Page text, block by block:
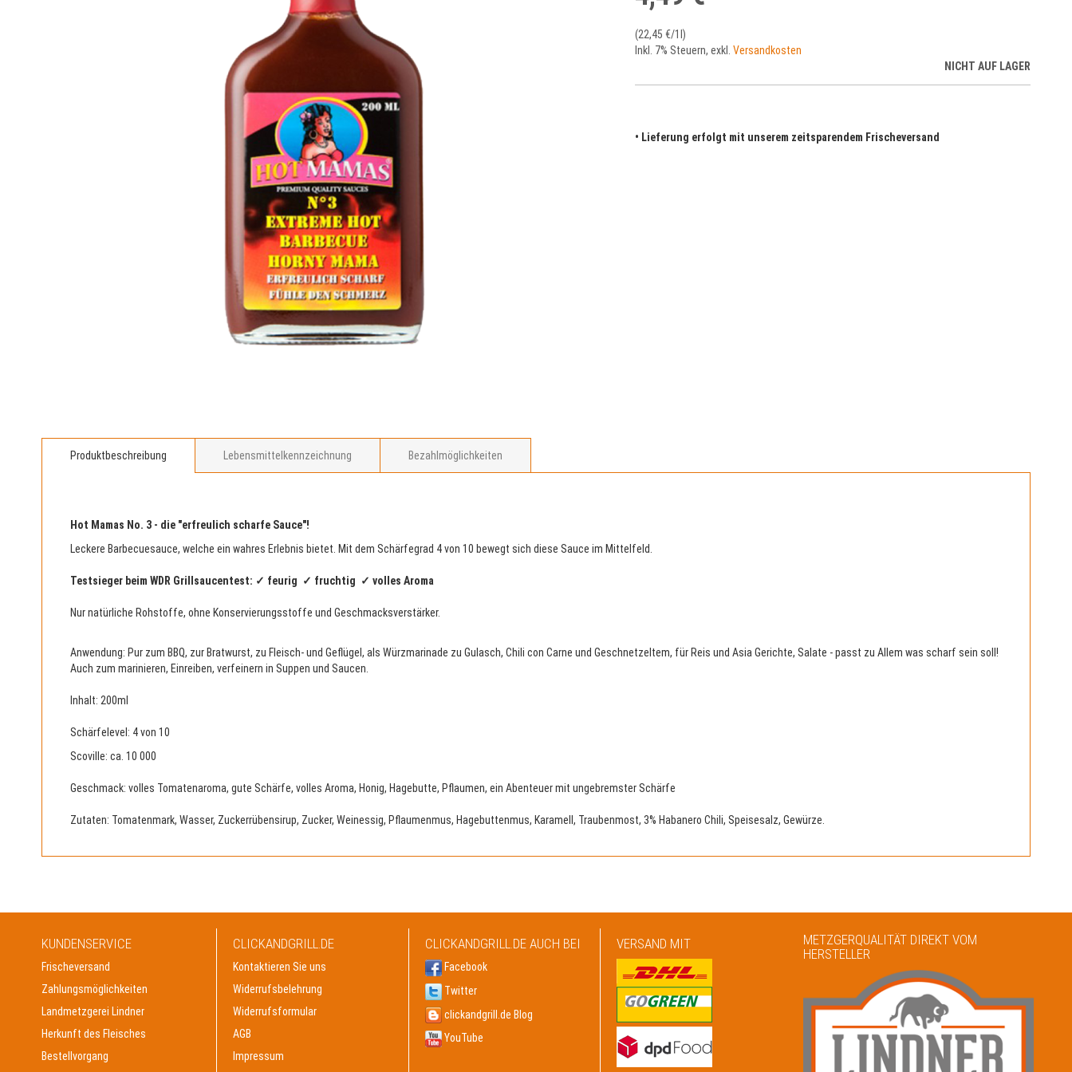
Anfang
(22,45 €/1l)
Inkl. 7% Steuern, exkl. Versandkosten
NICHT AUF LAGER
• Lieferung erfolgt mit unserem zeitsparendem Frischeversand
Produktbeschreibung
Hot Mamas No. 3 - die "erfreulich scharfe Sauce"!
Leckere Barbecuesauce, welche ein wahres Erlebnis bietet. Mit dem Schärfegrad 4 von 10 bewegt sich diese Sauce im Mittelfeld.
Testsieger beim WDR Grillsaucentest: ✓ feurig ✓ fruchtig ✓ volles Aroma
Nur natürliche Rohstoffe, ohne Konservierungsstoffe und Geschmacksverstärker.
Anwendung: Pur zum BBQ, zur Bratwurst, zu Fleisch- und Geflügel, als Würzmarinade zu Gulasch, Chili con Carne und Geschnetzeltem, für Reis und Asia Gerichte, Salate - passt zu Allem was scharf sein soll!
Auch zum marinieren, Einreiben, verfeinern in Suppen und Saucen.
Inhalt: 200ml
Schärfelevel : 4 von 10
Scoville: ca. 10 000
Geschmack: volles Tomatenaroma, gute Schärfe, volles Aroma, Honig, Hagebutte, Pflaumen, ein Abenteuer mit ungebremster Schärfe
Zutaten: Tomatenmark, Wasser, Zuckerrübensirup, Zucker, Weinessig, Pflaumenmus, Hagebuttenmus, Karamell, Traubenmost, 3% Habanero Chili, Speisesalz, Gewürze.
Lebensmittelkennzeichnung Bezahlmöglichkeiten
KUNDENSERVICE
Frischeversand
Zahlungsmöglichkeiten
Landmetzgerei Lindner
Herkunft des Fleisches
Bestellvorgang
CLICKANDGRILL.DE
Kontaktieren Sie uns
Widerrufsbelehrung
Widerrufsformular
AGB
Impressum
CLICKANDGRILL.DE AUCH BEI
Facebook
Twitter
clickandgrill.de Blog
YouTube
VERSAND MIT
METZGERQUALITÄT DIREKT VOM
HERSTELLER